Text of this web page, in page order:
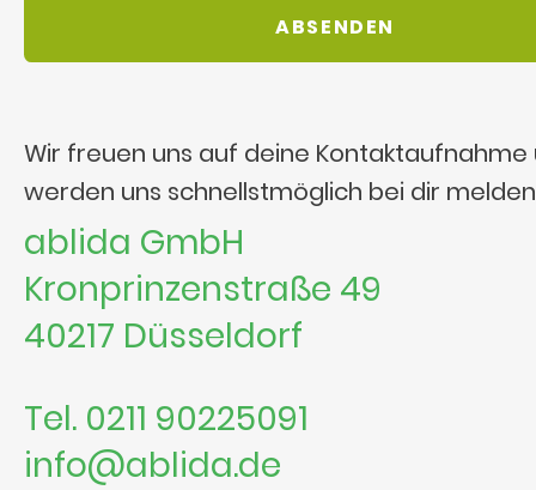
Wir freuen uns auf deine Kontaktaufnahme
werden uns schnellstmöglich bei dir
ablida GmbH
Kronprinzenstraße 49
40217 Düsseldorf
Tel. 0211 90225091
info@ablida.de